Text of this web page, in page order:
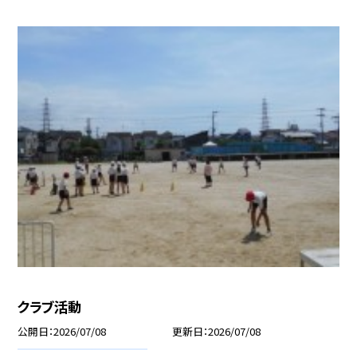
クラブ活動
公開日 2026/07/08 更新日 2026/07/08